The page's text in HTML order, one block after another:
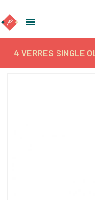

4 VERRES SINGLE